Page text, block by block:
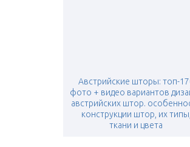
Австрийские шторы: топ-
фото + видео вариантов
австрийских штор.
конструкции штор, их типы,
ткани и цвета